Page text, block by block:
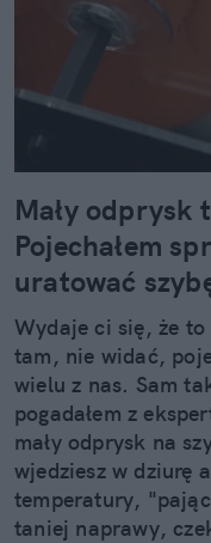
Mały odprysk
Pojechałem
uratować
Wydaje ci się, że
tam, nie widać,
wielu z nas. Sam
pogadałem z
mały odprysk na
wjedziesz w dziurę
temperatury,
taniej naprawy,